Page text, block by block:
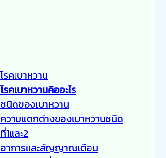
โรคเบาหวาน
โรคเบาหวานคืออะไร
ชนิดของเบาหวาน
ความแตกต่างของเบาหวานชนิด
ที่1และ2
อาการและสัญญาณเตือน